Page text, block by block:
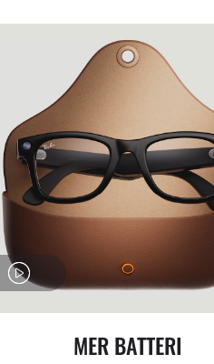
MER BATTERI